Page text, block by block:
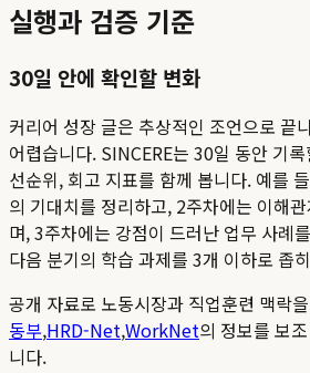
실행과 검증 기준
30일 안에 확인할 변화
커리어 성장 글은 추상적인 조언으로 끝
어렵습니다. SINCERE는 30일 동안 기
선순위, 회고 지표를 함께 봅니다. 예를
의 기대치를 정리하고, 2주차에는 이해
며, 3주차에는 강점이 드러난 업무 사례
다음 분기의 학습 과제를 3개 이하로 좁
공개 자료로 노동시장과 직업훈련 맥락
동부,HRD-Net,WorkNet의 정보를 보
니다.